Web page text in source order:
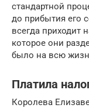
стандартной
до прибытия его
всегда приходит
которое они
было на всю
Платила
Королева